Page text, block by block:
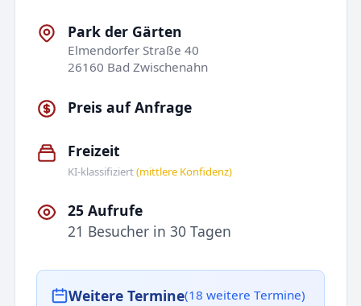
Park der Gärten
Elmendorfer Straße 40
26160 Bad Zwischenahn
Preis auf Anfrage
Freizeit
KI-klassifiziert(mittlere Konfidenz)
25 Aufrufe
21 Besucher in 30 Tagen
Weitere Termine(18 weitere Termine)